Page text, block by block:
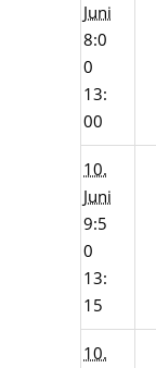
Juni
8:0
0
13:
00
10.
Juni
9:5
0
13:
15
10.